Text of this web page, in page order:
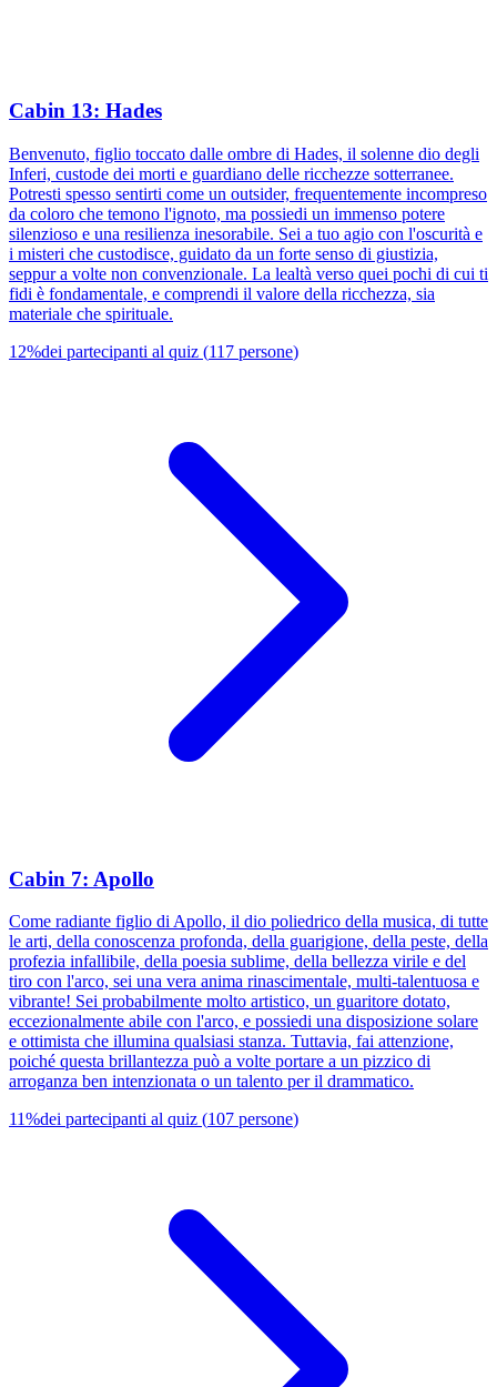
Cabin 13: Hades
Benvenuto, figlio toccato dalle ombre di Hades, il solenne dio degli
Inferi, custode dei morti e guardiano delle ricchezze sotterranee.
Potresti spesso sentirti come un outsider, frequentemente incompreso
da coloro che temono l'ignoto, ma possiedi un immenso potere
silenzioso e una resilienza inesorabile. Sei a tuo agio con l'oscurità e
i misteri che custodisce, guidato da un forte senso di giustizia,
seppur a volte non convenzionale. La lealtà verso quei pochi di cui ti
fidi è fondamentale, e comprendi il valore della ricchezza, sia
materiale che spirituale.
12%dei partecipanti al quiz (117 persone)
Cabin 7: Apollo
Come radiante figlio di Apollo, il dio poliedrico della musica, di tutte
le arti, della conoscenza profonda, della guarigione, della peste, della
profezia infallibile, della poesia sublime, della bellezza virile e del
tiro con l'arco, sei una vera anima rinascimentale, multi-talentuosa e
vibrante! Sei probabilmente molto artistico, un guaritore dotato,
eccezionalmente abile con l'arco, e possiedi una disposizione solare
e ottimista che illumina qualsiasi stanza. Tuttavia, fai attenzione,
poiché questa brillantezza può a volte portare a un pizzico di
arroganza ben intenzionata o un talento per il drammatico.
11%dei partecipanti al quiz (107 persone)